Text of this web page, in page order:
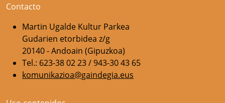
Contacto
Martin Ugalde Kultur Parkea
Gudarien etorbidea z/g
20140 - Andoain (Gipuzkoa)
Tel.: 623-38 02 23 / 943-30 43 65
komunikazioa@gaindegia.eus